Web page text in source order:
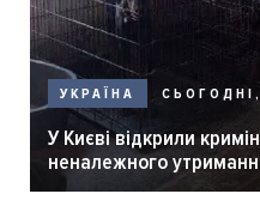
УКРАЇНА
У Києві відкрили
неналежного
розпліднику